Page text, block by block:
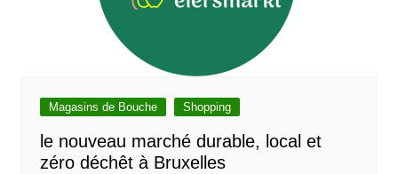
Magasins de Bouche Shopping
le nouveau marché durable, local et
zéro déchêt à Bruxelles